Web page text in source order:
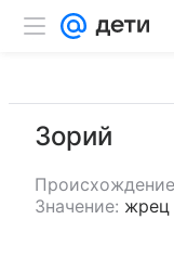
Зорий
Значение: жрец